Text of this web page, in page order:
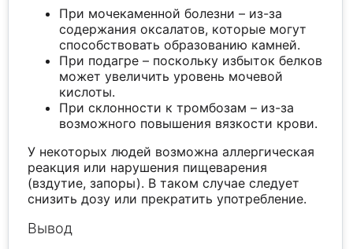
При мочекаменной болезни – из-за
содержания оксалатов, которые могут
способствовать образованию камней.
При подагре – поскольку избыток белков
может увеличить уровень мочевой
кислоты.
При склонности к тромбозам – из-за
возможного повышения вязкости крови.
У некоторых людей возможна аллергическая
реакция или нарушения пищеварения
(вздутие, запоры). В таком случае следует
снизить дозу или прекратить употребление.
Вывод